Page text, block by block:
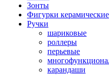
Зонты
Фигурки керамические
Ручки
шариковые
роллеры
перьевые
карандаши